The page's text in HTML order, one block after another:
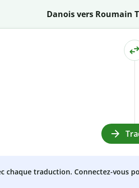
Danois vers Roumain
chaque traduction. Connectez-vous